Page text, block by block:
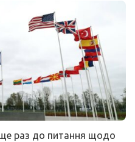
ще раз до питання щодо